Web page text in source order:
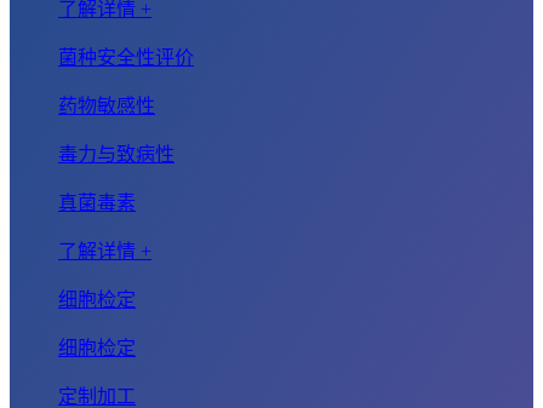
了解详情 +
菌种安全性评价
药物敏感性
毒力与致病性
真菌毒素
了解详情 +
细胞检定
细胞检定
定制加工